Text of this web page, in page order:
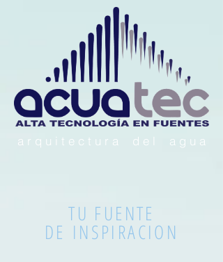
a r q u i t e c t u r a d e l a g u a
TU FUENTE
DE INSPIRACION